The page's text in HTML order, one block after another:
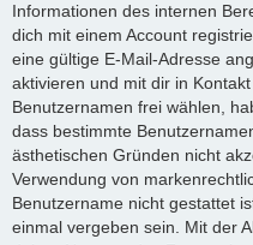
Informationen des internen
dich mit einem Account
eine gültige E-Mail-Adresse
aktivieren und mit dir in
Benutzernamen frei wählen,
dass bestimmte
ästhetischen Gründen nicht
Verwendung von
Benutzername nicht gestattet
einmal vergeben sein. Mit der